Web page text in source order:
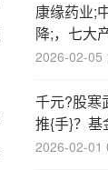
康缘药业;
降;，七大
下滑
2026-02-05
千元?股寒
推{手}？基
AI未来
2026-02-01